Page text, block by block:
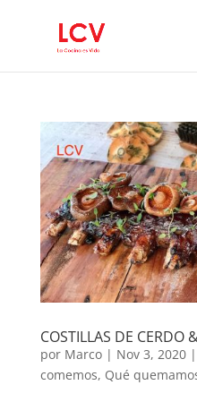
COSTILLAS DE CERDO
por Marco| Nov 3, 2020|
comemos, Qué